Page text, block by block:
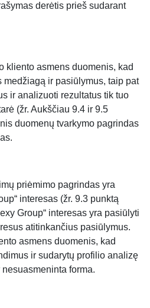
derėtis prieš sudarant
kliento asmens duomenis, kad
ir pasiūlymus, taip pat
ir analizuoti rezultatus tik tuo
(žr. Aukščiau 9.4 ir 9.5
duomenų tvarkymo pagrindas
priėmimo pagrindas yra
interesas (žr. 9.3 punktą
Group“ interesas yra pasiūlyti
atitinkančius pasiūlymus.
asmens duomenis, kad
ir sudarytų profilio analizę
forma.